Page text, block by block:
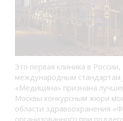
Это первая клиника в
международным стандартам
«Медицина» признана
Москвы конкурсным жюри
области здравоохранения
организованного при